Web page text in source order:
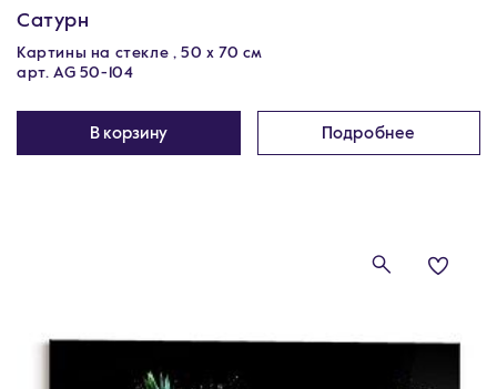
Сатурн
Картины на стекле , 50 х 70 см
арт. AG 50-104
В корзину Подробнее